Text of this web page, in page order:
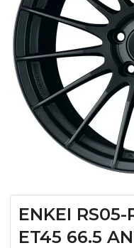
ENKEI RS05-
ET45 66.5